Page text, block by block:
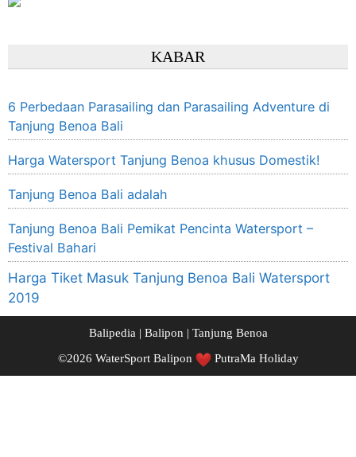
KABAR
6 Perbedaan Parasailing dan Parasailing Adventure di
Tanjung Benoa Bali
Harga Watersport Tanjung Benoa khusus Domestik!
Tanjung Benoa Bali adalah
Tanjung Benoa Bali Pemikat Pencinta Watersport –
Festival Bahari
Harga Tiket Masuk Tanjung Benoa Bali Watersport
2019
Balipedia| Balipon | Tanjung Benoa
©2026 WaterSport Balipon PutraMa Holiday